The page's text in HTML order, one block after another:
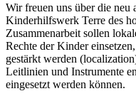
Wir freuen uns über die neu
Kinderhilfswerk Terre des
Zusammenarbeit sollen
Rechte der Kinder
gestärkt werden
Leitlinien und Instrumente
eingesetzt werden können.